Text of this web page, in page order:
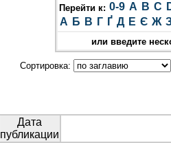
Перейти к: 0-9 A B C
А Б В Г Ґ Д Е Є Ж
или введите
Сортировка:
Дата
публикации